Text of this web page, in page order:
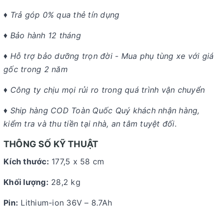
♦ Trả góp 0% qua thẻ tín dụng
♦ Bảo hành 12 tháng
♦ Hỗ trợ bảo dưỡng trọn đời - Mua phụ tùng xe với giá
gốc trong 2 năm
♦ Công ty chịu mọi rủi ro trong quá trình vận chuyển
♦ Ship hàng COD Toàn Quốc Quý khách nhận hàng,
kiểm tra và thu tiền tại nhà, an tâm tuyệt đối.
THÔNG SỐ KỸ THUẬT
Kích thước: 177,5 x 58 cm
Khối lượng: 28,2 kg
Pin: Lithium-ion 36V – 8.7Ah